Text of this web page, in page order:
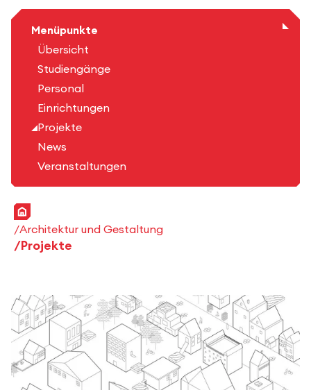
Menüpunkte
Übersicht
Studiengänge
Personal
Einrichtungen
Projekte
News
Veranstaltungen
Startseite
Architektur und Gestaltung
Projekte